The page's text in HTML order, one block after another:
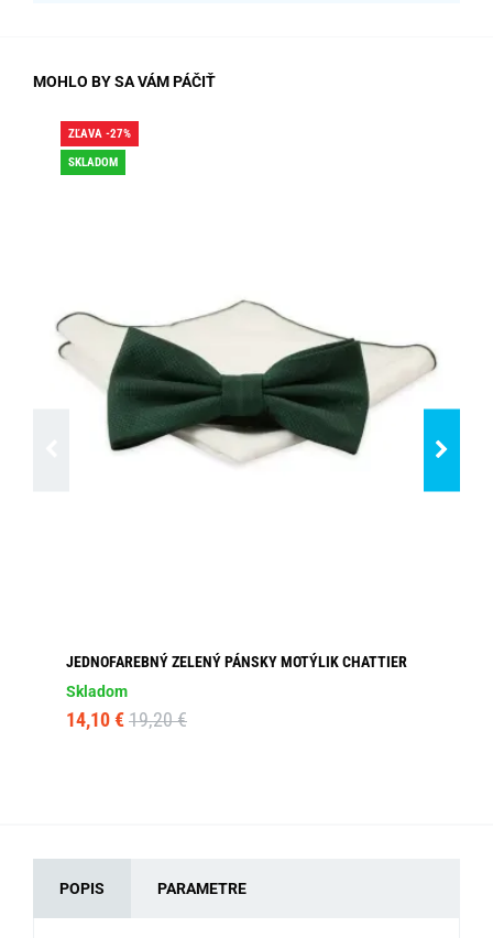
MOHLO BY SA VÁM PÁČIŤ
ZĽAVA -27%
SKLADOM
JEDNOFAREBNÝ ZELENÝ PÁNSKY MOTÝLIK CHATTIER
Skladom
14,10 € 19,20 €
POPIS PARAMETRE